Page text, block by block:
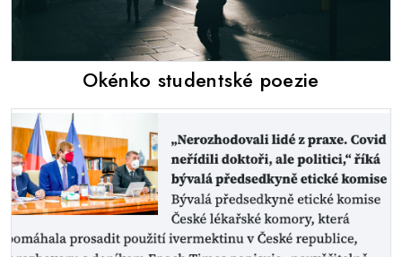
Okénko studentské poezie